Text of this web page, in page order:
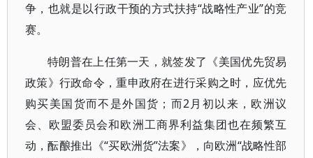
争，也就是以行政干预的方式扶持“战略性产业”的竞
赛。
特朗普在上任第一天，就签发了《美国优先贸易
政策》行政命令，重申政府在进行采购之时，应优先
购买美国货而不是外国货；而2月初以来，欧洲议
会、欧盟委员会和欧洲工商界利益集团也在频繁互
动，酝酿推出《“买欧洲货”法案》，向欧洲“战略性部